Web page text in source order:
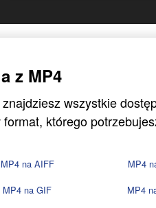
z MP4
wszystkie
którego
MP4 na AIFF MP4
MP4 na GIF MP4